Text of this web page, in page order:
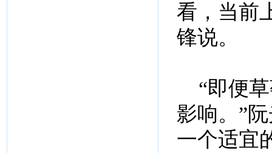
看，当前
锋说。
“即便草
影响。”
一个适宜